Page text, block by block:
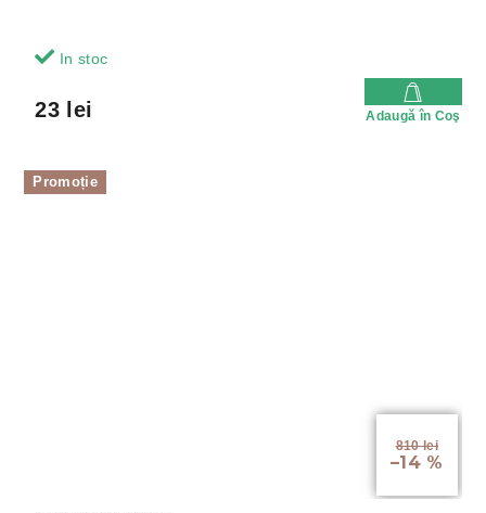
In stoc
23 lei Adaugă în Coş
Promoție
810 lei
–14 %